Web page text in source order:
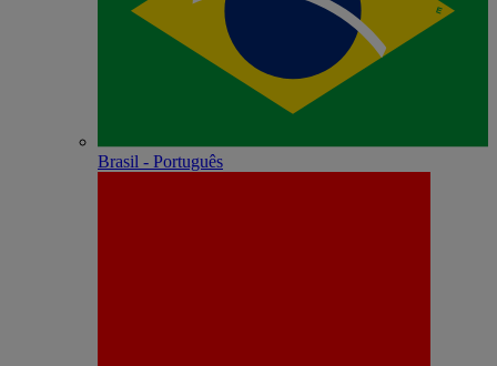
Brasil - Português